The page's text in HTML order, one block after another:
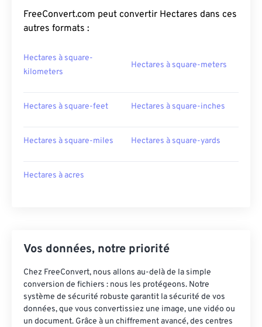
FreeConvert.com peut convertir Hectares dans ces
autres formats :
Hectares à square-
kilometers
Hectares à square-meters
Hectares à square-feet Hectares à square-inches
Hectares à square-miles Hectares à square-yards
Hectares à acres
Vos données, notre priorité
Chez FreeConvert, nous allons au-delà de la simple
conversion de fichiers : nous les protégeons. Notre
système de sécurité robuste garantit la sécurité de vos
données, que vous convertissiez une image, une vidéo ou
un document. Grâce à un chiffrement avancé, des centres